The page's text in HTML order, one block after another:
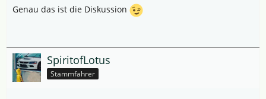
Genau das ist die Diskussion
SpiritofLotus
Stammfahrer